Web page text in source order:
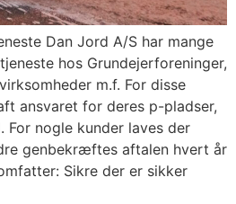
Dan Jord A/S har mange
hos Grundejerforeninger,
m.f. For disse
ansvaret for deres p-pladser,
nogle kunder laves der
genbekræftes aftalen hvert år
Sikre der er sikker